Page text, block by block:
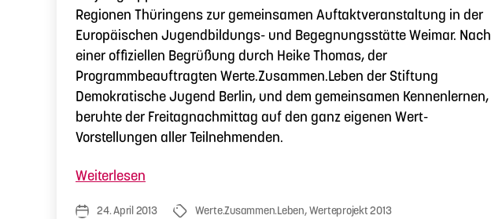
Regionen Thüringens zur gemeinsamen Auftaktveranstaltung in der
Europäischen Jugendbildungs- und Begegnungsstätte Weimar. Nach
einer offiziellen Begrüßung durch Heike Thomas, der
Programmbeauftragten Werte.Zusammen.Leben der Stiftung
Demokratische Jugend Berlin, und dem gemeinsamen Kennenlernen,
beruhte der Freitagnachmittag auf den ganz eigenen Wert-
Vorstellungen aller Teilnehmenden.
Weiterlesen
Veröffentlichungsdatum
24. April 2013 Schlagwörter
Werte.Zusammen.Leben,Werteprojekt 2013